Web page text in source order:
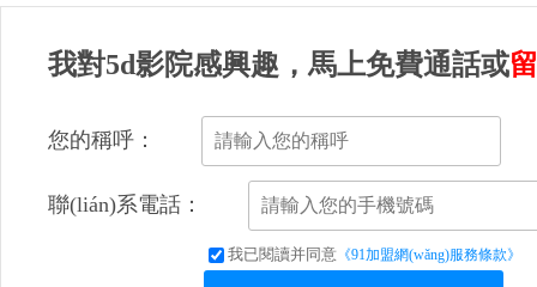
我對5d影院感興趣，馬上免費通話或
您的稱呼：
聯(lián)系電話：
我已閱讀并同意 《91加盟網(wǎng)服務條款》